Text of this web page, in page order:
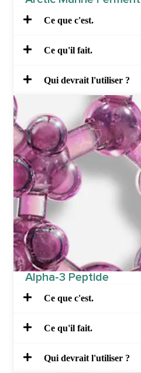
Ce que c'est.
Ce qu'il fait.
Qui devrait l'utiliser ?
Alpha-3 Peptide
Ce que c'est.
Ce qu'il fait.
Qui devrait l'utiliser ?